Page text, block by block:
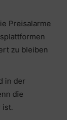
Preisalarme
zu bleiben
in der
die
ist.